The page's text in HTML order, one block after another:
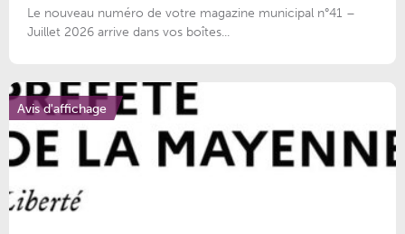
Le nouveau numéro de votre magazine municipal n°41 –
Juillet 2026 arrive dans vos boîtes...
Avis d'affichage